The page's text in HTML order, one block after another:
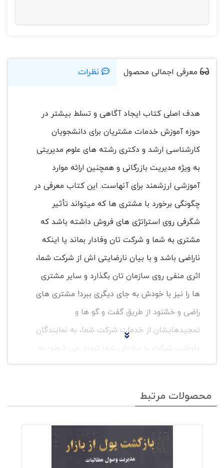
معرفی اجمالی محصول نظرات
هدف اصلی کتاب ایجاد آگاهی و تسلط بیشتر در
حوزه آموزش خدمات مشتریان برای دانشجویان
کارشناسی ارشد و دکتری رشته های علوم مدیریتی
به ویژه مدیریت بازرگانی و همچنین ارائه موارد
آموزشی ارزشمند برای آنهاست. این کتاب معرفی در
چگونگی برخورد با مشتری ها که میتواند تأثیر
شگرفی روی استراتژی های فروش داشته باشد که
مشتری به شما و شرکت تان وفادار بماند یا اینکه
ناراضی باشد و با بیان نارضایتی اش از شرکت شما،
اثری منفی روی سازمان تان بگذارد و سایر مشتری
ها را نیز با خودش به جای دیگری ببرد! مشتری های
راضی و خشنود از طریق گفت و گو ها و
تمجیدهایشان از خدمات شرکت شما، به نمایندگان
داوطلب شرکت یا سازمان شما تبدیل می شوند؛ به
احتمال زیاد در آینده نیز سراغ شما را خواهند گرفت
کرد. با این حال، مشتری های ناراضی، فرصت های از
را مستقیما به شرکت یا سازمان شما اطلاع ندهند،
اما ممکن است با بیان تجربیات شان برای دیگران،
محصولات مرتبط